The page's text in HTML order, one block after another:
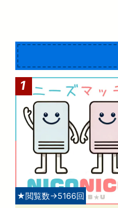
1
★閲覧数→5166回